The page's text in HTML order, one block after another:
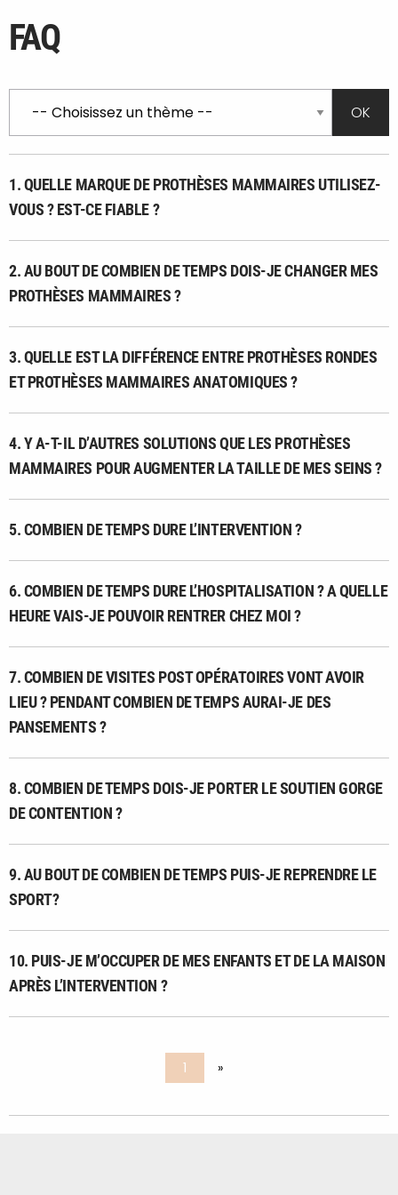
FAQ
1. QUELLE MARQUE DE PROTHÈSES MAMMAIRES UTILISEZ-
VOUS ? EST-CE FIABLE ?
2. AU BOUT DE COMBIEN DE TEMPS DOIS-JE CHANGER MES
PROTHÈSES MAMMAIRES ?
3. QUELLE EST LA DIFFÉRENCE ENTRE PROTHÈSES RONDES
ET PROTHÈSES MAMMAIRES ANATOMIQUES ?
4. Y A-T-IL D’AUTRES SOLUTIONS QUE LES PROTHÈSES
MAMMAIRES POUR AUGMENTER LA TAILLE DE MES SEINS ?
5. COMBIEN DE TEMPS DURE L’INTERVENTION ?
6. COMBIEN DE TEMPS DURE L’HOSPITALISATION ? A QUELLE
HEURE VAIS-JE POUVOIR RENTRER CHEZ MOI ?
7. COMBIEN DE VISITES POST OPÉRATOIRES VONT AVOIR
LIEU ? PENDANT COMBIEN DE TEMPS AURAI-JE DES
PANSEMENTS ?
8. COMBIEN DE TEMPS DOIS-JE PORTER LE SOUTIEN GORGE
DE CONTENTION ?
9. AU BOUT DE COMBIEN DE TEMPS PUIS-JE REPRENDRE LE
SPORT?
10. PUIS-JE M’OCCUPER DE MES ENFANTS ET DE LA MAISON
APRÈS L’INTERVENTION ?
1 »